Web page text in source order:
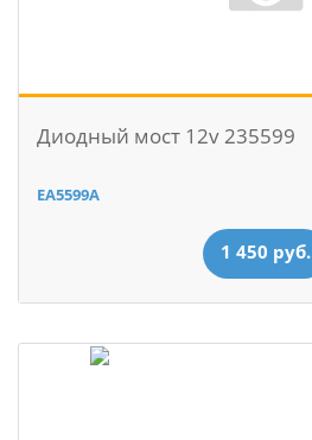
Диодный мост 12v 235599
EA5599A
1 450 руб.